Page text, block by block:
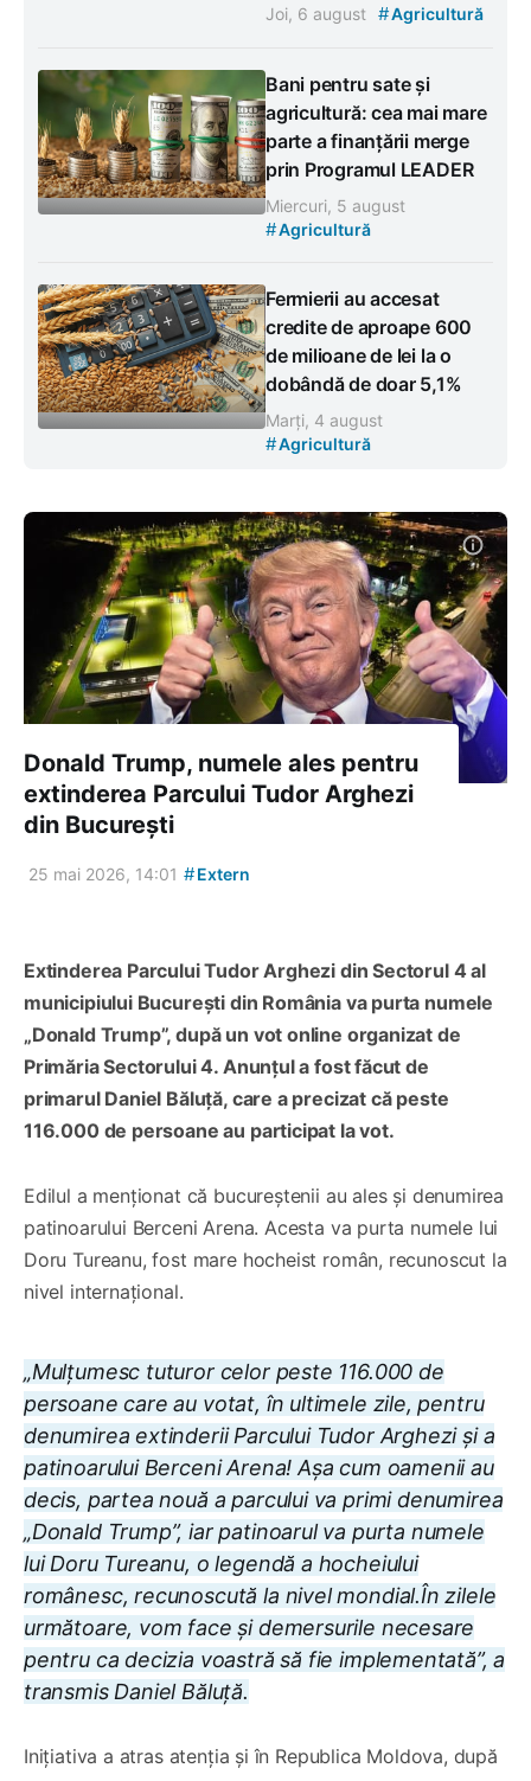
Joi, 6 august #Agricultură
Bani pentru sate și
agricultură: cea mai mare
parte a finanțării merge
prin Programul LEADER
Miercuri, 5 august
#Agricultură
Fermierii au accesat
credite de aproape 600
de milioane de lei la o
dobândă de doar 5,1%
Marți, 4 august
#Agricultură
Donald Trump, numele ales pentru
extinderea Parcului Tudor Arghezi
din București
25 mai 2026, 14:01 #Extern
Extinderea Parcului Tudor Arghezi din Sectorul 4 al
municipiului București din România va purta numele
„Donald Trump”, după un vot online organizat de
Primăria Sectorului 4. Anunțul a fost făcut de
primarul Daniel Băluță, care a precizat că peste
116.000 de persoane au participat la vot.
Edilul a menționat că bucureștenii au ales și denumirea
patinoarului Berceni Arena. Acesta va purta numele lui
Doru Tureanu, fost mare hocheist român, recunoscut la
nivel internațional.
„Mulțumesc tuturor celor peste 116.000 de
persoane care au votat, în ultimele zile, pentru
denumirea extinderii Parcului Tudor Arghezi și a
patinoarului Berceni Arena! Așa cum oamenii au
decis, partea nouă a parcului va primi denumirea
„Donald Trump”, iar patinoarul va purta numele
lui Doru Tureanu, o legendă a hocheiului
românesc, recunoscută la nivel mondial.În zilele
următoare, vom face și demersurile necesare
pentru ca decizia voastră să fie implementată”, a
transmis Daniel Băluță.
Inițiativa a atras atenția și în Republica Moldova, după